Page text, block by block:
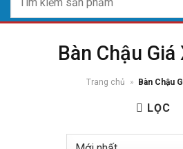
kiếm:
Bàn Chậu Giá
Trang chủ » Bàn Chậu
LỌC